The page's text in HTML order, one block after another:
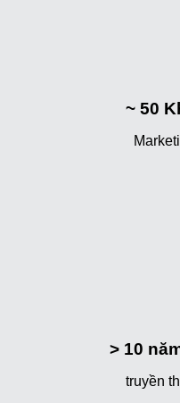
~ 50
> 10
truyền